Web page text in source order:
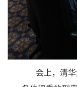
会上，清